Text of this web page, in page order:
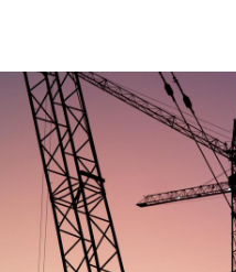
Inspecția și testarea